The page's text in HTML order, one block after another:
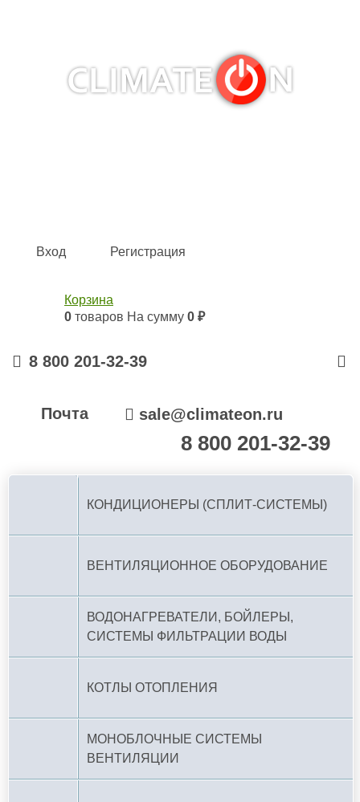
Вход Регистрация
Корзина
0 товаров На сумму 0 ₽
8 800 201-32-39
Почта sale@climateon.ru
8 800 201-32-39
КОНДИЦИОНЕРЫ (СПЛИТ-СИСТЕМЫ)
ВЕНТИЛЯЦИОННОЕ ОБОРУДОВАНИЕ
ВОДОНАГРЕВАТЕЛИ, БОЙЛЕРЫ,
СИСТЕМЫ ФИЛЬТРАЦИИ ВОДЫ
КОТЛЫ ОТОПЛЕНИЯ
МОНОБЛОЧНЫЕ СИСТЕМЫ
ВЕНТИЛЯЦИИ